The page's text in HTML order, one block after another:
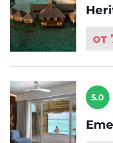
от
5.0